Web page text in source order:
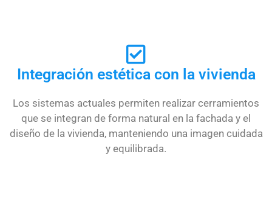
Integración estética con la vivienda
Los sistemas actuales permiten realizar cerramientos
que se integran de forma natural en la fachada y el
diseño de la vivienda, manteniendo una imagen cuidada
y equilibrada.